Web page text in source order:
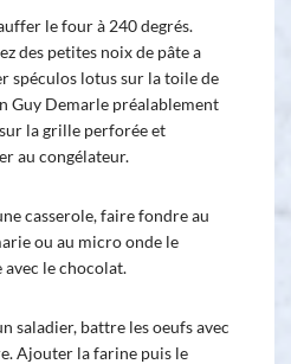
le four à 240 degrés.
des petites noix de pâte a
spéculos lotus sur la toile de
Guy Demarle préalablement
la grille perforée et
au congélateur.
casserole, faire fondre au
ou au micro onde le
avec le chocolat.
saladier, battre les oeufs avec
Ajouter la farine puis le